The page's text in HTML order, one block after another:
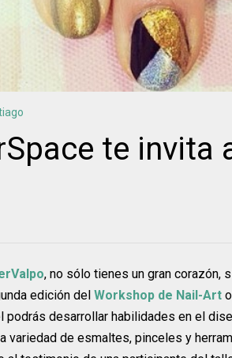
te invita
, no sólo tienes un gran corazón,
edición del Workshop de Nail-Art
podrás desarrollar habilidades en el
variedad de esmaltes, pinceles y